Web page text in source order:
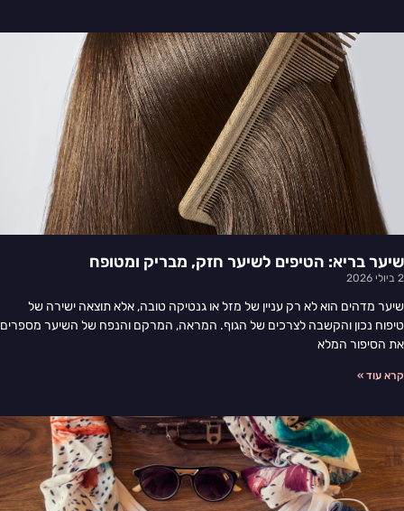
שיער בריא: הטיפים לשיער חזק, מבריק ומטופח
2 ביולי 2026
שיער מדהים הוא לא רק עניין של מזל או גנטיקה טובה, אלא תוצאה ישירה של
טיפוח נכון והקשבה לצרכים של הגוף. המראה, המרקם והנפח של השיער מספרים
את הסיפור המלא
קרא עוד »